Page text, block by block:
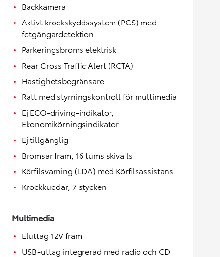
Backkamera
Aktivt krockskyddssystem (PCS) med
fotgängardetektion
Parkeringsbroms elektrisk
Rear Cross Traffic Alert (RCTA)
Hastighetsbegränsare
Ratt med styrningskontroll för multimedia
Ej ECO-driving-indikator,
Ekonomikörningsindikator
Ej tillgänglig
Bromsar fram, 16 tums skiva ls
Körfilsvarning (LDA) med Körfilsassistans
Krockkuddar, 7 stycken
Multimedia
Eluttag 12V fram
USB-uttag integrerad med radio och CD